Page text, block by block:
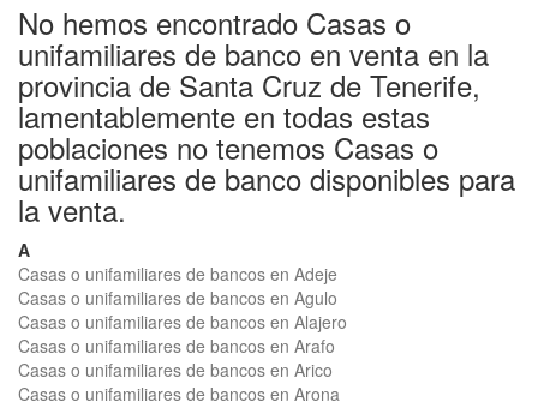
No hemos encontrado Casas o
unifamiliares de banco en venta en la
provincia de Santa Cruz de Tenerife,
lamentablemente en todas estas
poblaciones no tenemos Casas o
unifamiliares de banco disponibles para
la venta.
A
Casas o unifamiliares de bancos en Adeje
Casas o unifamiliares de bancos en Agulo
Casas o unifamiliares de bancos en Alajero
Casas o unifamiliares de bancos en Arafo
Casas o unifamiliares de bancos en Arico
Casas o unifamiliares de bancos en Arona